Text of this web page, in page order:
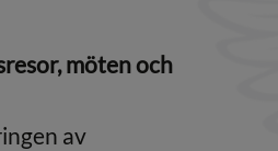
möten och
av